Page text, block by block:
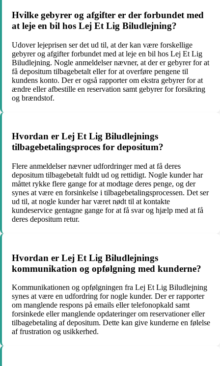
Hvilke gebyrer og afgifter er der forbundet med
at leje en bil hos Lej Et Lig Biludlejning?
Udover lejeprisen ser det ud til, at der kan være forskellige
gebyrer og afgifter forbundet med at leje en bil hos Lej Et Lig
Biludlejning. Nogle anmeldelser nævner, at der er gebyrer for at
få depositum tilbagebetalt eller for at overføre pengene til
kundens konto. Der er også rapporter om ekstra gebyrer for at
ændre eller afbestille en reservation samt gebyrer for forsikring
og brændstof.
Hvordan er Lej Et Lig Biludlejnings
tilbagebetalingsproces for depositum?
Flere anmeldelser nævner udfordringer med at få deres
depositum tilbagebetalt fuldt ud og rettidigt. Nogle kunder har
måttet rykke flere gange for at modtage deres penge, og der
synes at være en forsinkelse i tilbagebetalingsprocessen. Det ser
ud til, at nogle kunder har været nødt til at kontakte
kundeservice gentagne gange for at få svar og hjælp med at få
deres depositum retur.
Hvordan er Lej Et Lig Biludlejnings
kommunikation og opfølgning med kunderne?
Kommunikationen og opfølgningen fra Lej Et Lig Biludlejning
synes at være en udfordring for nogle kunder. Der er rapporter
om manglende respons på emails eller telefonopkald samt
forsinkede eller manglende opdateringer om reservationer eller
tilbagebetaling af depositum. Dette kan give kunderne en følelse
af frustration og usikkerhed.